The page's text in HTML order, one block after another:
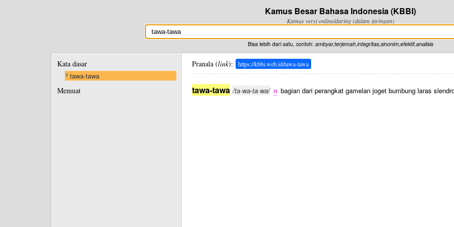
Kamus Besar Bahasa Indonesia (KBBI)
Kamus versi online/daring (dalam jaringan)
Bisa lebih dari satu, contoh: ambyar,terjemah,integritas,sinonim,efektif,analisis
Kata dasar
tawa-tawa
Memuat
Pranala (link): https://kbbi.web.id/tawa-tawa
tawa-tawa /ta·wa-ta·wa/ n bagian dari perangkat gamelan joget bumbung laras